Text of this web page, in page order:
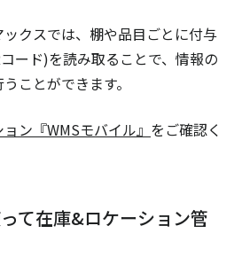
クスでは、棚や品目ごとに付与
ード)を読み取ることで、情報の
ことができます。
ン『WMSモバイル』 をご確認く
て在庫&ロケーション管